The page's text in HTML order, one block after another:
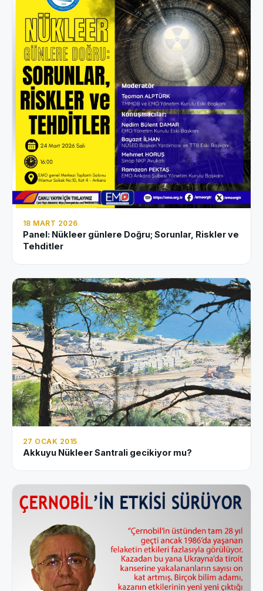
18 MART 2026
Panel: Nükleer günlere Doğru; Sorunlar, Riskler ve
Tehditler
27 OCAK 2015
Akkuyu Nükleer Santrali gecikiyor mu?